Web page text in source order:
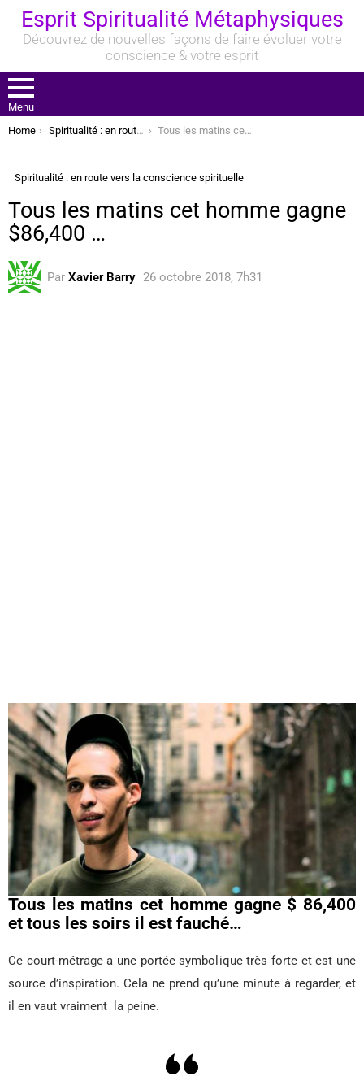
Esprit Spiritualité Métaphysiques
Découvrez de nouvelles façons de faire évoluer votre
conscience & votre esprit
Menu
You are here:
Home Spiritualité : en route vers la conscience spirituelle Tous les matins cet homme gagne $86,400 …
Spiritualité : en route vers la conscience spirituelle
Tous les matins cet homme gagne
$86,400 …
Par Xavier Barry 26 octobre 2018, 7h31
Tous les matins cet homme gagne$ 86,400
et tous les soirs il est fauché…
Ce court-métrage a une portée symbolique très forte et est une
source d’inspiration. Cela ne prend qu’une minute à regarder, et
il en vaut vraiment la peine.